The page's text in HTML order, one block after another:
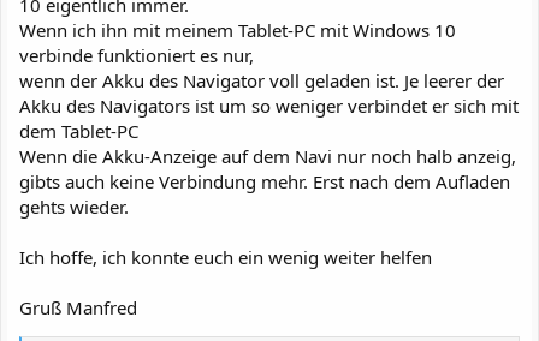
10 eigentlich immer.
Wenn ich ihn mit meinem Tablet-PC mit Windows 10
verbinde funktioniert es nur,
wenn der Akku des Navigator voll geladen ist. Je leerer der
Akku des Navigators ist um so weniger verbindet er sich mit
dem Tablet-PC
Wenn die Akku-Anzeige auf dem Navi nur noch halb anzeig,
gibts auch keine Verbindung mehr. Erst nach dem Aufladen
gehts wieder.
Ich hoffe, ich konnte euch ein wenig weiter helfen
Gruß Manfred